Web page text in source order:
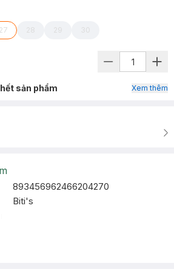
27 28 29 30
sản phẩm Xem thêm
893456962466204270
Biti's